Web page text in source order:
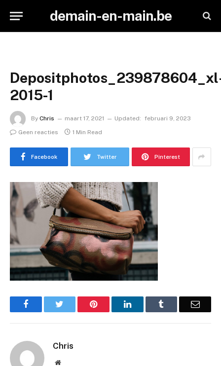
demain-en-main.be
2015-1
By Chris maart 17, 2021 Updated: februari 9, 2023
Geen reacties
1 Min Read
Facebook Twitter Pinterest
Facebook Pinterest LinkedIn Email
Chris
Website